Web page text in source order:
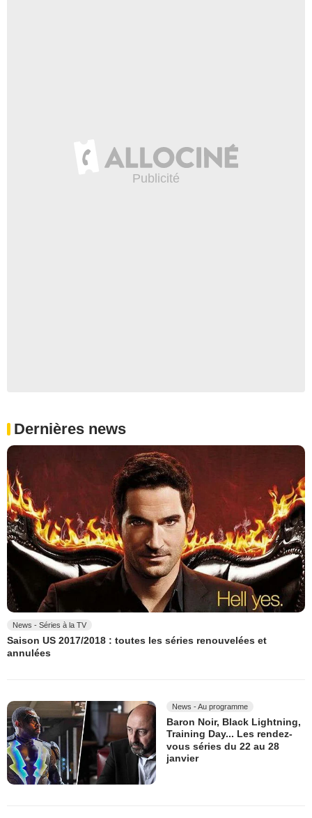
Dernières news
News - Séries à la TV
Saison US 2017/2018 : toutes les séries renouvelées et
annulées
News - Au programme
Baron Noir, Black Lightning,
Training Day... Les rendez-
vous séries du 22 au 28
janvier